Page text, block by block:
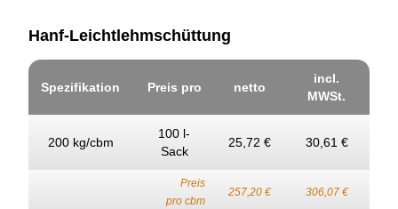
Hanf-Leichtlehmschüttung
Spezifikation Preis pro netto
incl.
MWSt.
200 kg/cbm
100 l-
Sack
25,72 € 30,61 €
Preis
pro cbm
257,20 € 306,07 €